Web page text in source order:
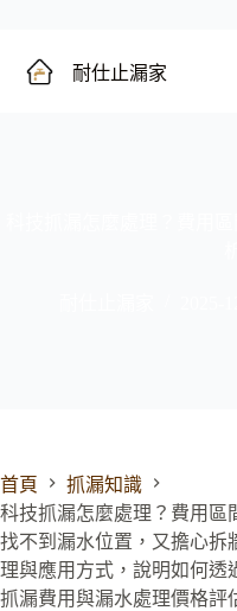
耐仕止漏家
首頁
抓漏知識
科技抓漏怎麼處理？費用區
找不到漏水位置，又擔心拆
理與應用方式，說明如何透
抓漏費用與漏水處理價格評